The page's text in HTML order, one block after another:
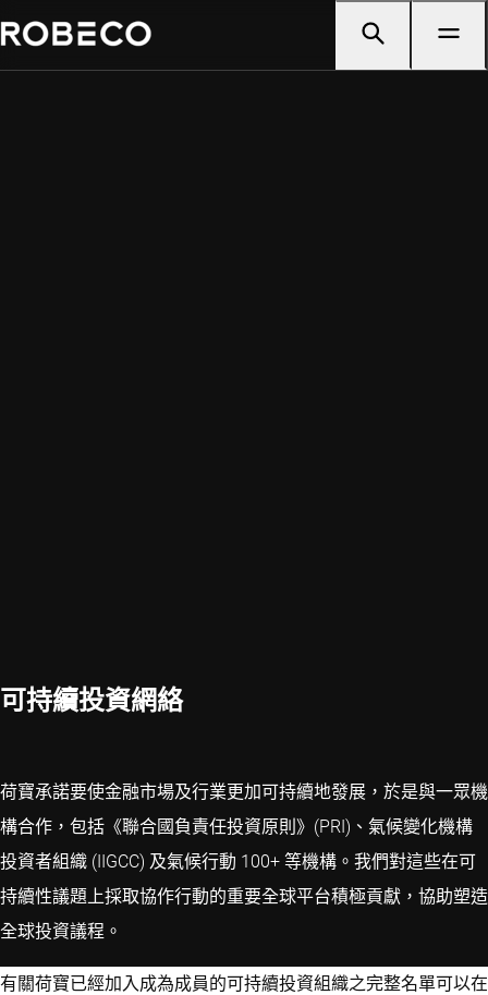
可持續投資網絡
荷寶承諾要使金融市場及行業更加可持續地發展，於是與一眾機
構合作，包括《聯合國負責任投資原則》(PRI)、氣候變化機構
投資者組織 (IIGCC) 及氣候行動 100+ 等機構。我們對這些在可
持續性議題上採取協作行動的重要全球平台積極貢獻，協助塑造
全球投資議程。
有關荷寶已經加入成為成員的可持續投資組織之完整名單可以在